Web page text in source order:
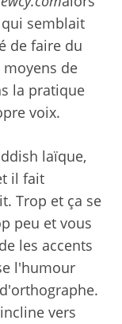
semblait
de faire du
moyens de
la pratique
voix.
laïque,
il fait
Trop et ça se
peu et vous
les accents
l'humour
vers